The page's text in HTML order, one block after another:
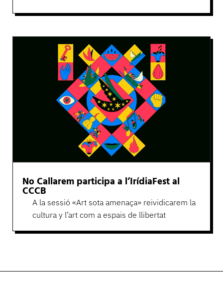
No Callarem participa a l’IrídiaFest al
CCCB
A la sessió «Art sota amenaça» reividicarem la
cultura y l’art com a espais de llibertat